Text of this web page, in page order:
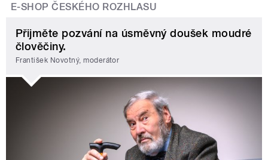
E-SHOP ČESKÉHO ROZHLASU
Přijměte pozvání na úsměvný doušek moudré
člověčiny.
František Novotný, moderátor